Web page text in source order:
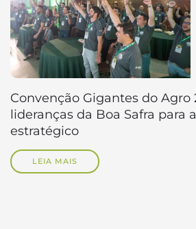
Convenção Gigantes do Agro
lideranças da Boa Safra para
estratégico
LEIA MAIS